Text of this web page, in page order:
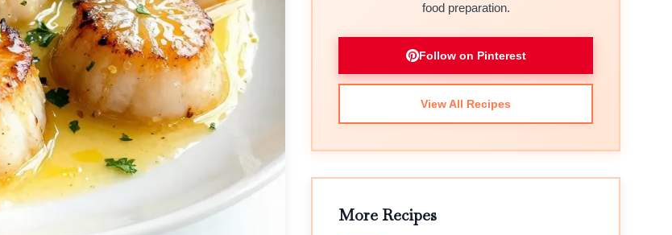
food preparation.
Follow on Pinterest
View All Recipes
More Recipes